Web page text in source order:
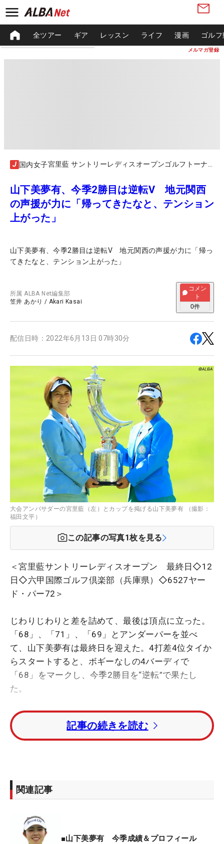
メルマガ登録
全ツアー ギア レッスン ライフ 漫画 ゴル
国内女子
山下美夢有、今季2勝目は逆転V 地元関西
の声援が力に「帰ってきたなと、テンション
上がった」
山下美夢有、今季2勝目は逆転V 地元関西の声援が力に「帰っ
てきたなと、テンション上がった」
所属ALBA Net編集部
笠井 あかり / Akari Kasai
コメン
ト
0件
配信日時： 2022年6月13日 07時30分
大会アンバサダーの宮里藍（左）とカップを掲げる山下美夢有 （撮影：
福田文平）
この記事の写真1枚を見る
＜宮里藍サントリーレディスオープン 最終日◇12
日◇六甲国際ゴルフ倶楽部（兵庫県）◇6527ヤー
ド・パー72＞
じわりじわりと差を詰めて、最後は頂点に立った。
「68」、「71」、「69」とアンダーパーを並べ
て、山下美夢有は最終日を迎えた。4打差4位タイか
らスタートすると、ボギーなしの4バーディで
「68」をマークし、今季2勝目を“逆転”で果たし
た。
大ギャラリーから拍手を送られる山下美夢有【写
真】
今季初Vだったが、今回は違う。「追いかける立場
のほうが、攻めていくしかない。守る感じではない
いました」。14番で151ヤードから1.5メートルにつ
けてバーディとすると、単独首位でスタートした藤
記事の続きを読む
関連記事
■山下美夢有 今季成績＆プロフィール